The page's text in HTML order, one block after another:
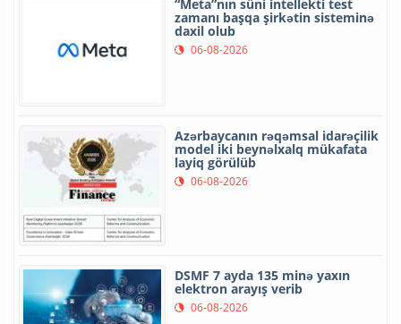
“Meta”nın süni intellekti test
zamanı başqa şirkətin sisteminə
daxil olub
06-08-2026
Azərbaycanın rəqəmsal idarəçilik
model iki beynəlxalq mükafata
layiq görülüb
06-08-2026
DSMF 7 ayda 135 minə yaxın
elektron arayış verib
06-08-2026